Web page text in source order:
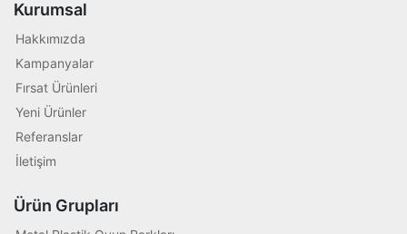
Kurumsal
Hakkımızda
Kampanyalar
Fırsat Ürünleri
Yeni Ürünler
Referanslar
İletişim
Ürün Grupları